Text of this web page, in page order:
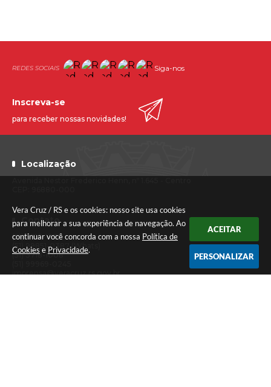
Vera Cruz / RS e os cookies: nosso site usa cookies
para melhorar a sua experiência de navegação. Ao
continuar você concorda com a nossa Política de
Cookies e Privacidade.
ACEITAR
PERSONALIZAR
Siga-nos
Localização
Contato
(51) 3718-1222
(51) 99851-0387 (Whats)
(51) 3718-1008
imprensa@veracruz.rs.gov.br
Inscreva-se
para receber nossas novidades!